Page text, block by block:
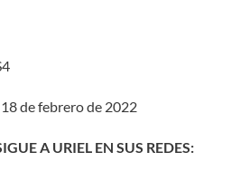
18 de febrero de 2022
A URIEL EN SUS REDES: